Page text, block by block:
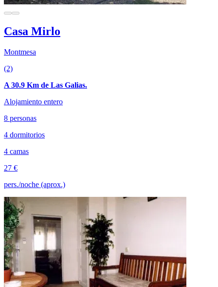
Casa Mirlo
Montmesa
(2)
A 30.9 Km de Las Galias.
Alojamiento entero
8 personas
4 dormitorios
4 camas
27 €
pers./noche (aprox.)